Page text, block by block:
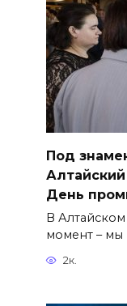
Под
День
В
момент – мы
2к.